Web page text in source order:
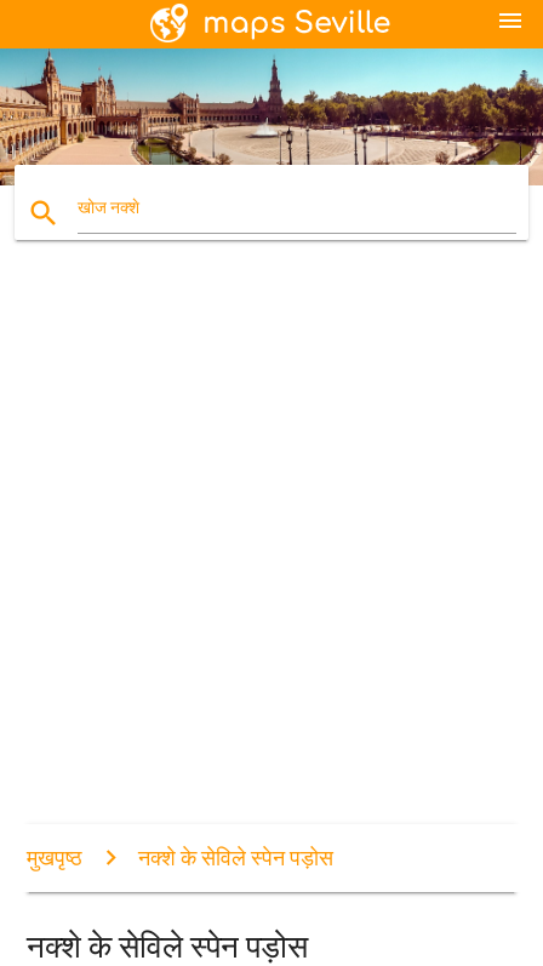
menu
search खोज नक्शे
मुखपृष्ठ नक्शे के सेविले स्पेन पड़ोस
नक्शे के सेविले स्पेन पड़ोस